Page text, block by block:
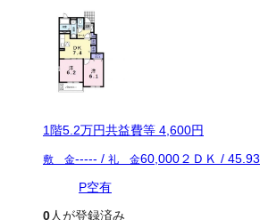
1階5.2万円共益費等 4,600円
敷 金----- / 礼 金60,000２ＤＫ / 45.93
P空有
0人が登録済み